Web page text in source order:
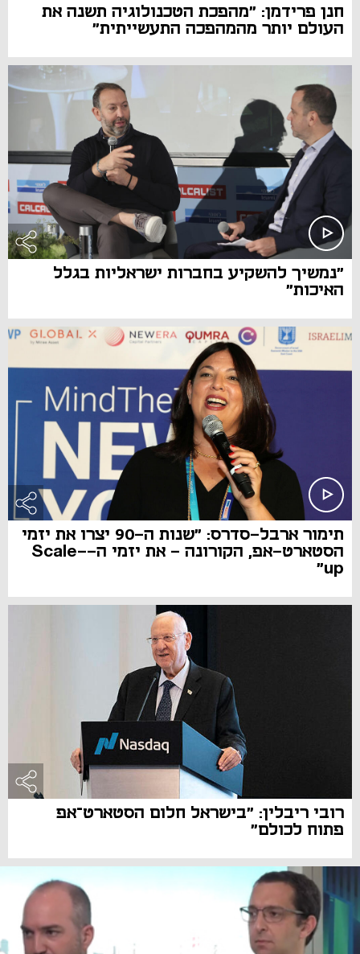
חנן פרידמן: "מהפכת הטכנולוגיה תשנה את
העולם יותר מהמהפכה התעשייתית"
"נמשיך להשקיע בחברות ישראליות בגלל
האיכות"
תימור ארבל-סדרס: "שנות ה-90 יצרו את יזמי
הסטארט-אפ, הקורונה - את יזמי ה-Scale-
up"
רובי ריבלין: "בישראל חלום הסטארט־אפ
פתוח לכולם"